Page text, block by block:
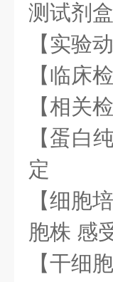
测试剂盒
【实验
【临床
【相关
【蛋白
定
【细胞
胞株 感
【干细